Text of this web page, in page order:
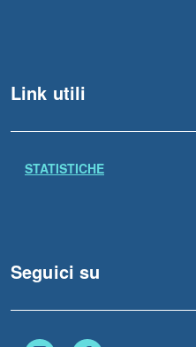
Link utili
STATISTICHE
Seguici su